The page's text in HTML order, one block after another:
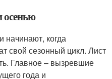
осенью
начинают, когда
свой сезонный цикл. Лист
Главное – вызревшие
года и